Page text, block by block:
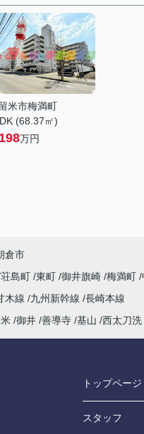
米市梅満町
(68.37㎡)
万円
倉市
荘島町 東町 御井旗崎 梅満町
木線 九州新幹線 長崎本線
御井 善導寺 基山 西太刀洗
トップページ
スタッフ